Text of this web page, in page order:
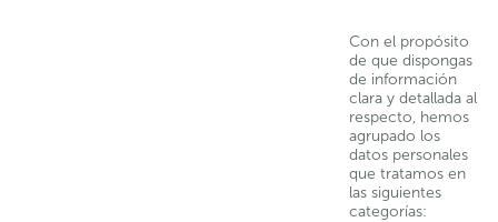
Con el propósito
de que dispongas
de información
clara y detallada al
respecto, hemos
agrupado los
datos personales
que tratamos en
las siguientes
categorías: